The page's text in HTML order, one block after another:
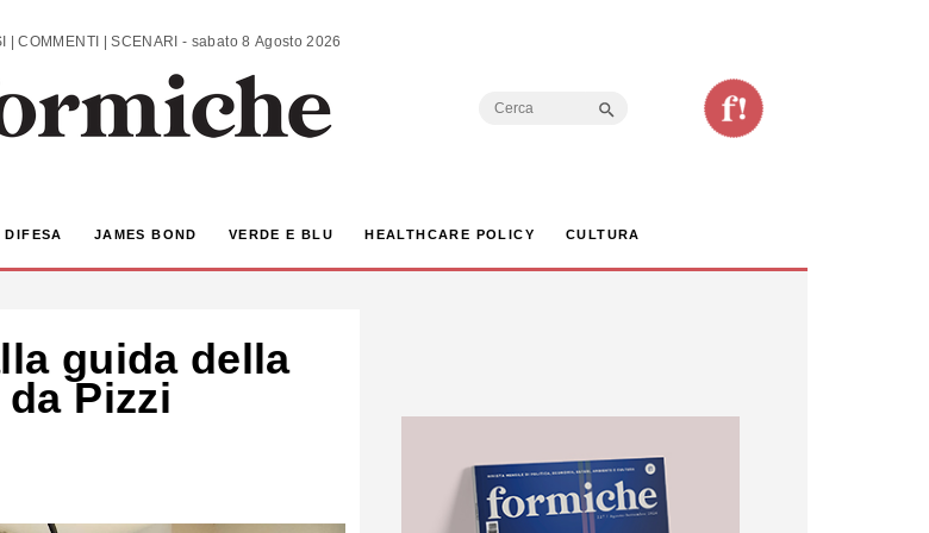
ANALISI | COMMENTI | SCENARI - sabato 8 Agosto 2026
Search
DIFESA JAMES BOND VERDE E BLU HEALTHCARE POLICY CULTURA
guida della
Pizzi